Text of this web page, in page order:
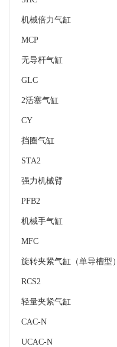
机械倍力气缸
MCP
无导杆气缸
GLC
2活塞气缸
CY
挡圈气缸
STA2
强力机械臂
PFB2
机械手气缸
MFC
旋转夹紧气缸（单导槽型）
RCS2
轻量夹紧气缸
CAC-N
UCAC-N